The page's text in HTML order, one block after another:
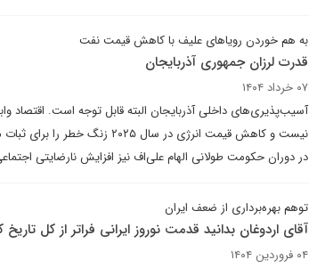
به هم خوردن رویاهای علیف با کاهش قیمت نفت
قدرت لرزان جمهوری آذربایجان
۰۷ خرداد ۱۴۰۴
آسیب‌پذیری‌های داخلی آذربایجان البته قابل توجه است. اقتصاد
نیست و کاهش قیمت انرژی در
در دوران حکومت طولانی الهام علی‌اف نیز افزایش نارضایتی
توهم بهره‌برداری از ضعف ایران
آقای اردوغان بدانید قدمت نوروز ایرانی فراتر از کل
۰۴ فروردین ۱۴۰۴